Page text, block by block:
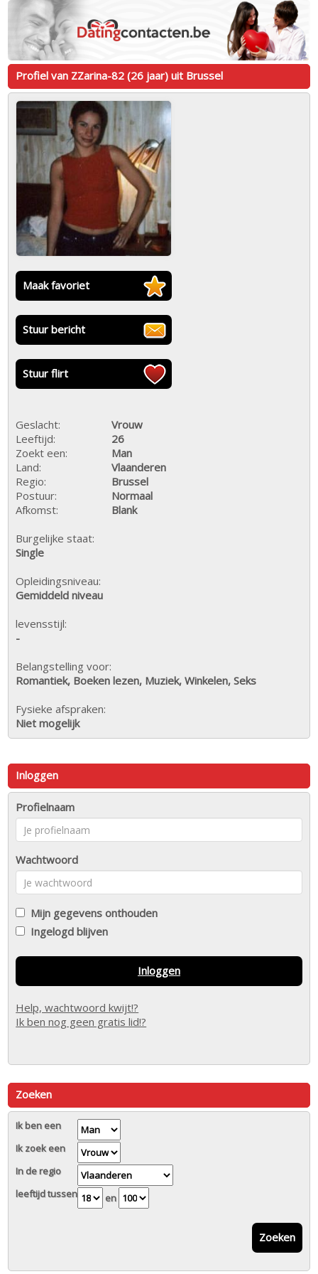
Profiel van ZZarina-82 (26 jaar) uit Brussel
Maak favoriet
Stuur bericht
Stuur flirt
Geslacht:
Vrouw
Leeftijd:
26
Zoekt een:
Man
Land:
Vlaanderen
Regio:
Brussel
Postuur:
Normaal
Afkomst:
Blank
Burgelijke staat:
Single
Opleidingsniveau:
Gemiddeld niveau
levensstijl:
-
Belangstelling voor:
Romantiek, Boeken lezen, Muziek, Winkelen, Seks
Fysieke afspraken:
Niet mogelijk
Inloggen
Profielnaam
Wachtwoord
Mijn gegevens onthouden
Ingelogd blijven
Inloggen
Help, wachtwoord kwijt!?
Ik ben nog geen gratis lid!?
Zoeken
Ik ben een
Ik zoek een
In de regio
leeftijd tussen
en
Zoeken